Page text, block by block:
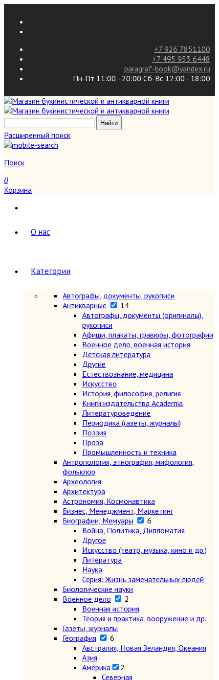
+7 926 7851100
+7 495 953 6448
paragraf-book@yandex.ru
Пн-Пт 11:00 - 20:00 Сб-Вс 12:00 - 18:00
Расширенный поиск
Поиск
0
Корзина
О нас
Категории
Автографы, документы, рукописи
Антикварные
14
Автографы, документы (оригиналы),
рукописи
Афиши, плакаты, гравюры, фотографии
Военное дело, военная история
Детская литература
Другие
Естествознание, медицина
Искусство
История, философия, религия
Книги издательства Academia
Литературоведение
Периодика (газеты, журналы)
Поэзия
Проза
Промышленность и техника
Антропология, этнография, мифология,
фольклор
Археология
Архитектура
Астрономия, Космонавтика
Бизнес, Менеджмент, Маркетинг
Биографии, Мемуары
6
Война, Политика, Дипломатия
Другое
Искусство (театр, музыка, кино и др.)
Литература
Наука
Серия: Жизнь замечательных людей
Биологические науки
Военное дело
2
Военная история
Теория и практика, вооружение и др.
Газеты, журналы
География
6
Австралия, Новая Зеландия, Океания
Азия
Америка
2
Северная